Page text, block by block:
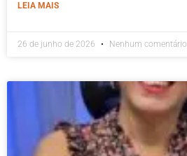
LEIA MAIS
26 de junho de 2026 Nenhum comentário